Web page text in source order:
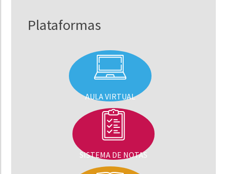
Plataformas
AULA VIRTUAL
SISTEMA DE NOTAS